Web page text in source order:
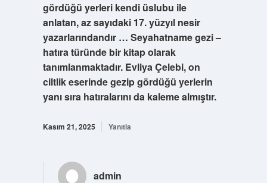
gördüğü yerleri kendi üslubu ile
anlatan, az sayıdaki 17. yüzyıl nesir
yazarlarındandır … Seyahatname gezi –
hatıra türünde bir kitap olarak
tanımlanmaktadır. Evliya Çelebi, on
ciltlik eserinde gezip gördüğü yerlerin
yanı sıra hatıralarını da kaleme almıştır.
Kasım 21, 2025 Yanıtla
admin